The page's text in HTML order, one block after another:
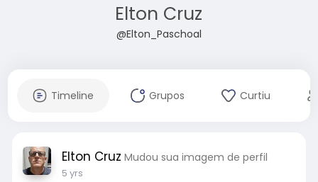
Elton Cruz
@Elton_Paschoal
Timeline Grupos Curtiu
Elton Cruz Mudou sua imagem de perfil
5 yrs